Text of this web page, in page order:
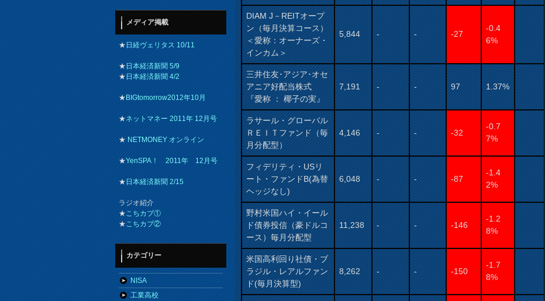
DIAM J－REITオープ
ン（毎月決算コース）
＜愛称：オーナーズ・
インカム＞
5,844 - - -27
-0.4
6%
三井住友･アジア･オセ
アニア好配当株式
『愛称 ： 椰子の実』
7,191 - - 97 1.37%
ラサール・グローバル
ＲＥＩＴファンド（毎
月分配型）
4,146 - - -32
-0.7
7%
フィデリティ・USリ
ート・ファンドB(為替
ヘッジなし)
6,048 - - -87
-1.4
2%
野村米国ハイ・イール
ド債券投信（豪ドルコ
ース）毎月分配型
11,238 - - -146
-1.2
8%
米国高利回り社債・ブ
ラジル・レアルファン
ド(毎月決算型)
8,262 - - -150
-1.7
8%
メディア掲載
★日経ヴェリタス 10/11
★日本経済新聞 5/9
★日本経済新聞 4/2
★BIGtomorrow2012年10月
★ネットマネー 2011年 12月号
★NETMONEY オンライン
★YenSPA！ 2011年 12月号
★日本経済新聞 2/15
ラジオ紹介
★こちカブ①
★こちカブ②
カテゴリー
NISA
工業高校